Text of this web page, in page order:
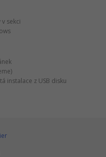
sekci
instalace z USB disku